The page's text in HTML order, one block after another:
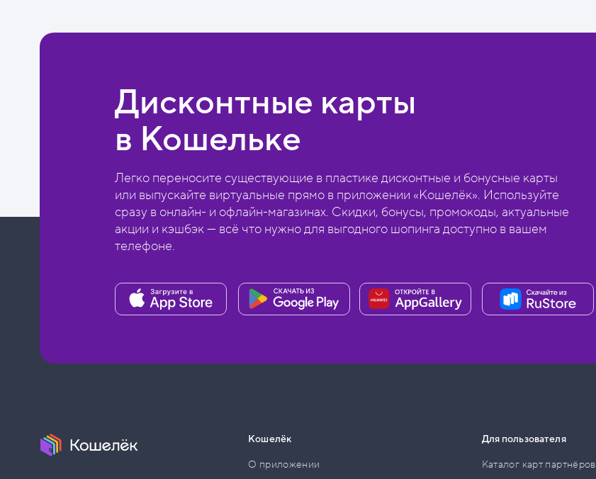
Дисконтные карты
в Кошельке
Легко переносите существующие в пластике дисконтные и бонусные карты
или выпускайте виртуальные прямо в приложении «Кошелёк». Используйте
сразу в онлайн- и офлайн-магазинах. Скидки, бонусы, промокоды, актуальные
акции и кэшбэк — всё что нужно для выгодного шопинга доступно в вашем
телефоне.
Кошелёк
О приложении
Для пользователя
Каталог карт партнёров